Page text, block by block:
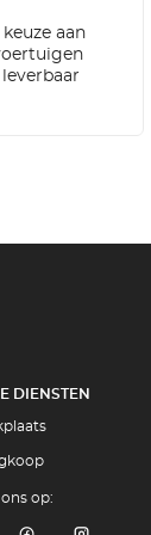
aan
DIENSTEN
op: